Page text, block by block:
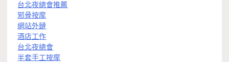
台北夜總會推薦
邪骨按摩
網站外鏈
酒店工作
台北夜總會
半套手工按摩